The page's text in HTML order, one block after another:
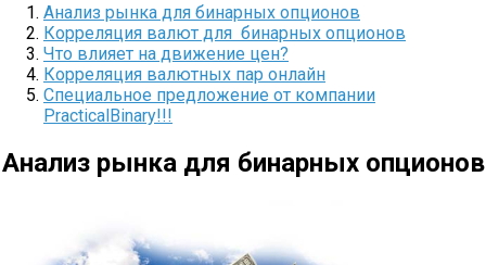
Анализ рынка для бинарных опционов
Корреляция валют для бинарных опционов
Что влияет на движение цен?
Корреляция валютных пар онлайн
Специальное предложение от компании
PracticalBinary!!!
Анализ рынка для бинарных опционов